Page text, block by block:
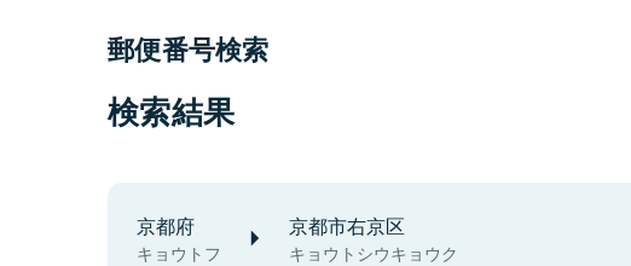
郵便番号検索
検索結果
京都府
キョウトフ
京都市右京区
キョウトシウキョウク